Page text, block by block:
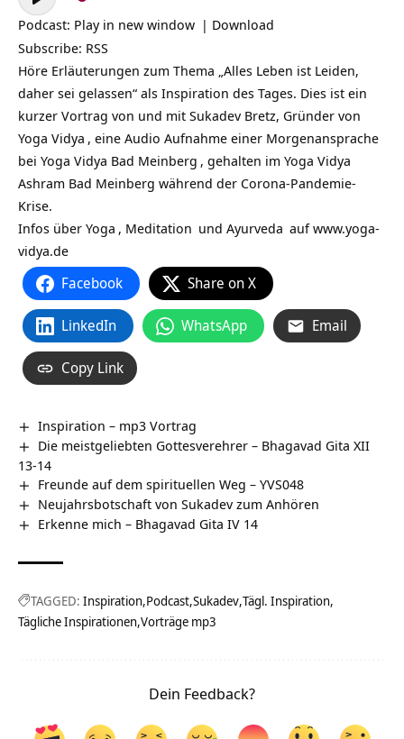
Player
Podcast: Play in new window | Download
Subscribe: RSS
Höre Erläuterungen zum Thema „Alles Leben ist Leiden,
daher sei gelassen“ als Inspiration des Tages. Dies ist ein
kurzer Vortrag von und mit Sukadev Bretz, Gründer von
Yoga Vidya , eine Audio Aufnahme einer Morgenansprache
bei Yoga Vidya Bad Meinberg , gehalten im Yoga Vidya
Ashram Bad Meinberg während der Corona-Pandemie-
Krise.
Infos über Yoga , Meditation und Ayurveda aufwww.yoga-
vidya.de
Facebook Share on X
LinkedIn WhatsApp Email
Copy Link
Inspiration – mp3 Vortrag
Die meistgeliebten Gottesverehrer – Bhagavad Gita XII
13-14
Freunde auf dem spirituellen Weg – YVS048
Neujahrsbotschaft von Sukadev zum Anhören
Erkenne mich – Bhagavad Gita IV 14
TAGGED: Inspiration Podcast Sukadev Tägl. Inspiration
Tägliche Inspirationen Vorträge mp3
Dein Feedback?